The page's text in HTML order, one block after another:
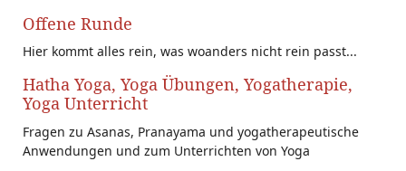
Offene Runde
Hier kommt alles rein, was woanders nicht rein passt...
Hatha Yoga, Yoga Übungen, Yogatherapie,
Yoga Unterricht
Fragen zu Asanas, Pranayama und yogatherapeutische
Anwendungen und zum Unterrichten von Yoga